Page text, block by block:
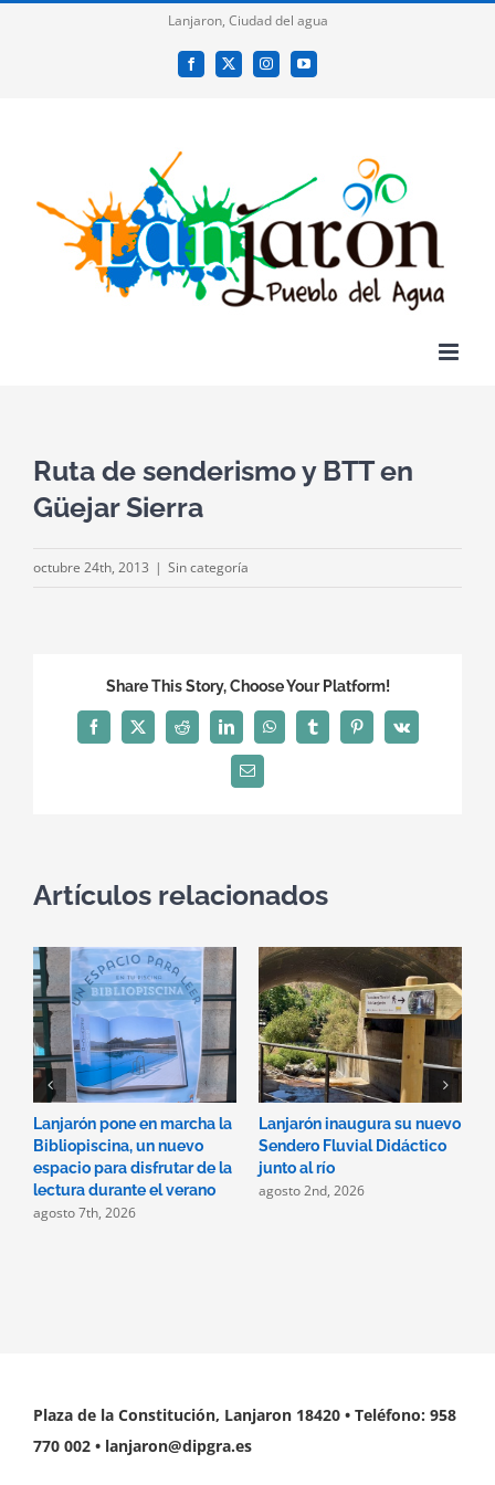
Lanjaron, Ciudad del agua
Facebook
X InstagramYouTube
Ruta de senderismo y BTT en
Güejar Sierra
octubre 24th, 2013 | Sin categoría
Share This Story, Choose Your Platform!
Facebook
X Reddit LinkedInWhatsAppTumblrPinterest
Vk
Correo
electrónico
Artículos relacionados
Lanjarón pone en marcha la
Bibliopiscina, un nuevo
espacio para disfrutar de la
lectura durante el verano
agosto 7th, 2026
Lanjarón inaugura su nuevo
Sendero Fluvial Didáctico
junto al río
agosto 2nd, 2026
Plaza de la Constitución, Lanjaron 18420 • Teléfono: 958
770 002 • lanjaron@dipgra.es